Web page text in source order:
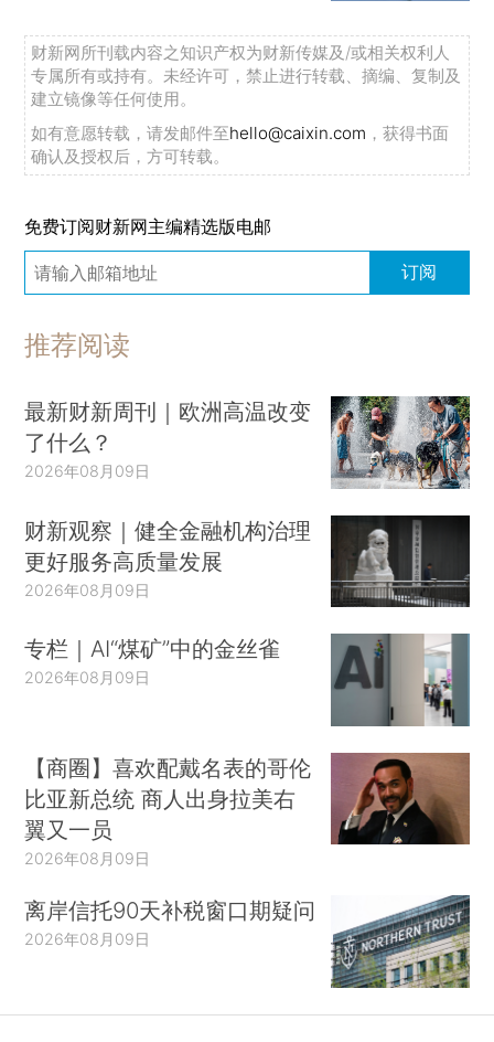
财新网所刊载内容之知识产权为财新传媒及/或相关权利人
专属所有或持有。未经许可，禁止进行转载、摘编、复制及
建立镜像等任何使用。
如有意愿转载，请发邮件至hello@caixin.com ，获得书面
确认及授权后，方可转载。
免费订阅财新网主编精选版电邮
订阅
推荐阅读
最新财新周刊｜欧洲高温改变
了什么？
2026年08月09日
财新观察｜健全金融机构治理
更好服务高质量发展
2026年08月09日
专栏｜AI“煤矿”中的金丝雀
2026年08月09日
【商圈】喜欢配戴名表的哥伦
比亚新总统 商人出身拉美右
翼又一员
2026年08月09日
离岸信托90天补税窗口期疑问
2026年08月09日